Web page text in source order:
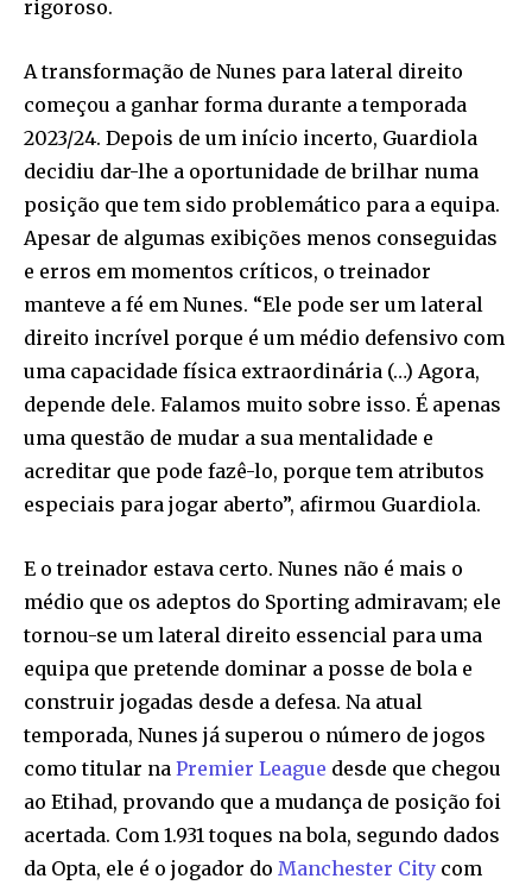
rigoroso.
A transformação de Nunes para lateral direito
começou a ganhar forma durante a temporada
2023/24. Depois de um início incerto, Guardiola
decidiu dar-lhe a oportunidade de brilhar numa
posição que tem sido problemático para a equipa.
Apesar de algumas exibições menos conseguidas
e erros em momentos críticos, o treinador
manteve a fé em Nunes. “Ele pode ser um lateral
direito incrível porque é um médio defensivo com
uma capacidade física extraordinária (…) Agora,
depende dele. Falamos muito sobre isso. É apenas
uma questão de mudar a sua mentalidade e
acreditar que pode fazê-lo, porque tem atributos
especiais para jogar aberto”, afirmou Guardiola.
E o treinador estava certo. Nunes não é mais o
médio que os adeptos do Sporting admiravam; ele
tornou-se um lateral direito essencial para uma
equipa que pretende dominar a posse de bola e
construir jogadas desde a defesa. Na atual
temporada, Nunes já superou o número de jogos
como titular na Premier League desde que chegou
ao Etihad, provando que a mudança de posição foi
acertada. Com 1.931 toques na bola, segundo dados
da Opta, ele é o jogador do Manchester City com